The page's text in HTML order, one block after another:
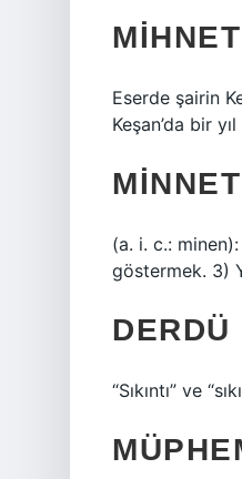
Eserde şairin
Keşan’da bir
(a. i. c.:
göstermek. 3)
DERDÜ
“Sıkıntı” ve